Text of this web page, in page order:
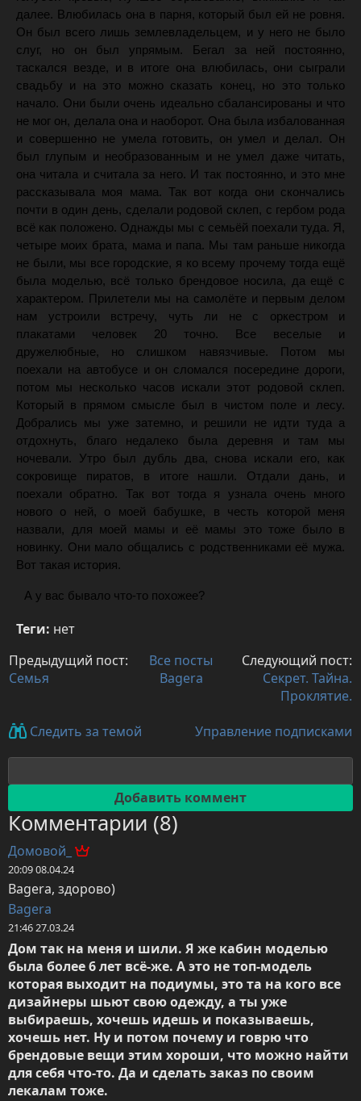
далее. Влюбилась она в парня, который был ей не ровня.
Он был всего лишь землевладельцем, и у него не было
слуг, но он был упрямым. Бегал за ней постоянно,
таскался везде, и в итоге она влюбилась, они сыграли
свадьбу и на это можно сказать конец, но это только
начало. Они были очень идеально сбалансированы и что
не мог он, делала она и наоборот. Она была избалованная
и совершенно не умела готовить, он умел и делал. Он
был глупым и необразованным и не умел даже читать,
она читала и считала за него. И так постоянно, и это мне
рассказывала моя мама. Так вот когда они скончались
почти в один день, сделали родовой склеп, с гербом рода
всё как положено. Однажды мы с семьёй поехали туда. Я,
четыре моих брата, мама и папа. Мы там раньше никогда
не были, мы все городские, я ко всему прочему тогда ещё
была моделью, всё только брендовое носила, да ещё с
характером. Прилетели мы на самолёте и первым делом
нам устроили встречу, чуть ли не с оркестром и
плакатами человек 20 точно. Все веселые и
дружелюбные, но слишком навязчивые. Потом мы
поехали на автобусе и он сломался посередине дороги,
потом мы несколько часов искали этот родовой склеп.
Который в прямом смысле был в чистом поле и лесу.
Добрались мы уже затемно, и решили не идти туда а
отдохнуть, благо недалеко была деревня и там мы
ночевали. Утро был дубль два, снова искали его, как
сокровище пиратов, в итоге нашли. Отдали дань, и
поехали обратно. Так вот тогда я узнала очень много
нового о ней, о моей бабушке, в честь которой меня
назвали, для моей мамы и её мамы это тоже было в
новинку. Они мало общались с родственниками её мужа.
Вот такая история.
А у вас бывало что-то похожее?
Теги: нет
Предыдущий пост:
Семья
Все посты
Bagera
Следующий пост:
Секрет. Тайна.
Проклятие.
Следить за темой Управление подписками
Комментарии (8)
Домовой_
20:09 08.04.24
Bagera, здорово)
Bagera
21:46 27.03.24
Дом так на меня и шили. Я же кабин моделью
была более 6 лет всё-же. А это не топ-модель
которая выходит на подиумы, это та на кого все
дизайнеры шьют свою одежду, а ты уже
выбираешь, хочешь идешь и показываешь,
хочешь нет. Ну и потом почему и говрю что
брендовые вещи этим хороши, что можно найти
для себя что-то. Да и сделать заказ по своим
лекалам тоже.